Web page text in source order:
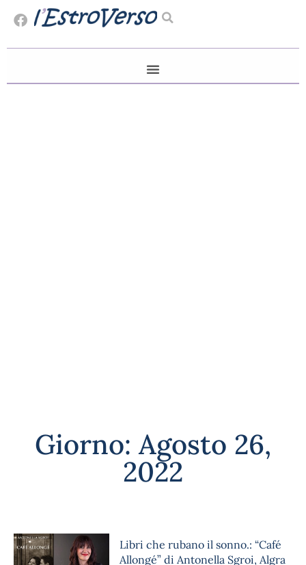
Giorno: Agosto 26,
2022
Libri che rubano il sonno.: “Café
Allongé” di Antonella Sgroi, Algra